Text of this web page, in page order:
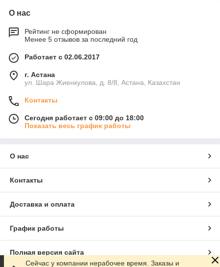
О нас
Рейтинг не сформирован
Менее 5 отзывов за последний год
Работает с 02.06.2017
г. Астана
ул. Шара Жиенкулова, д. 8/8, Астана, Казахстан
Контакты
Сегодня работает с 09:00 до 18:00
Показать весь график работы
О нас
Контакты
Доставка и оплата
График работы
Полная версия сайта
Сейчас у компании нерабочее время. Заказы и